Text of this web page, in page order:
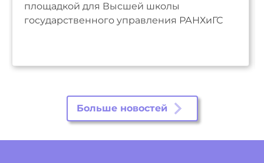
площадкой для Высшей школы
государственного управления РАНХиГС
Больше новостей